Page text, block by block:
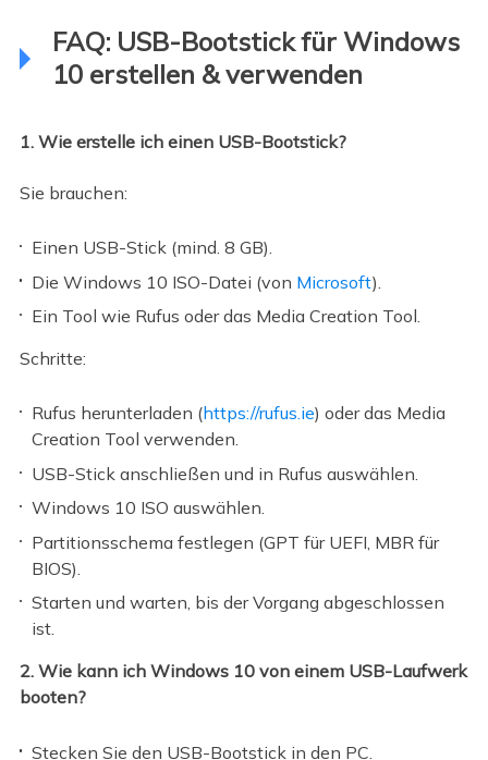
FAQ: USB-Bootstick für Windows
10 erstellen & verwenden
1. Wie erstelle ich einen USB-Bootstick?
Sie brauchen:
Einen USB-Stick (mind. 8 GB).
Die Windows 10 ISO-Datei (von Microsoft).
Ein Tool wie Rufus oder das Media Creation Tool.
Schritte:
Rufus herunterladen (https://rufus.ie) oder das Media
Creation Tool verwenden.
USB-Stick anschließen und in Rufus auswählen.
Windows 10 ISO auswählen.
Partitionsschema festlegen (GPT für UEFI, MBR für
BIOS).
Starten und warten, bis der Vorgang abgeschlossen
ist.
2. Wie kann ich Windows 10 von einem USB-Laufwerk
booten?
Stecken Sie den USB-Bootstick in den PC.